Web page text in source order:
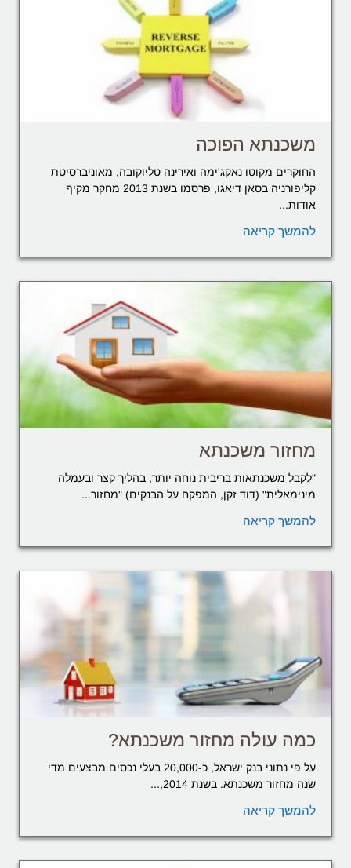
משכנתא הפוכה
החוקרים מקוטו נאקג'ימה ואירינה טליוקובה, מאוניברסיטת
קליפורניה בסאן דיאגו, פרסמו בשנת 2013 מחקר מקיף
אודות...
להמשך קריאה
מחזור משכנתא
"לקבל משכנתאות בריבית נוחה יותר, בהליך קצר ובעמלה
מינימאלית" (דוד זקן, המפקח על הבנקים) "מחזור...
להמשך קריאה
כמה עולה מחזור משכנתא?
על פי נתוני בנק ישראל, כ-20,000 בעלי נכסים מבצעים מדי
שנה מחזור משכנתא. בשנת 2014,...
להמשך קריאה